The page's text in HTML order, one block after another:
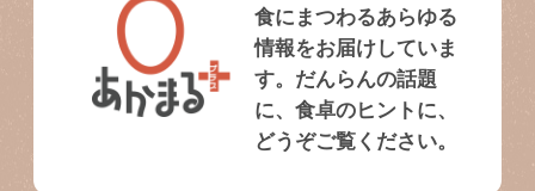
食にまつわるあらゆる
情報をお届けしていま
す。だんらんの話題
に、食卓のヒントに、
どうぞご覧ください。